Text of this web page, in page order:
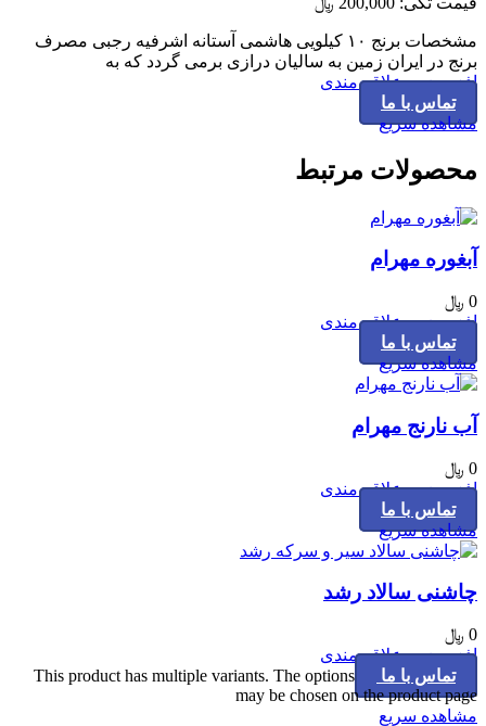
مشخصات برنج ۱۰ کیلویی هاشمی آستانه اشرفیه رجبی مصرف
برنج در ایران زمین به سالیان درازی برمی گردد که به
افزودن به علاقه مندی
تماس با ما
مشاهده سریع
محصولات مرتبط
آبغوره مهرام
0 ﷼
افزودن به علاقه مندی
تماس با ما
مشاهده سریع
آب نارنج مهرام
0 ﷼
افزودن به علاقه مندی
تماس با ما
مشاهده سریع
چاشنی سالاد رشد
0 ﷼
افزودن به علاقه مندی
تماس با ما
This product has multiple variants. The options
may be chosen on the product page
مشاهده سریع